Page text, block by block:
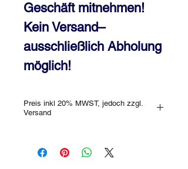
Geschäft mitnehmen!
Kein Versand–
ausschließlich Abholung
möglich!
Preis inkl 20% MWST, jedoch zzgl.
Versand